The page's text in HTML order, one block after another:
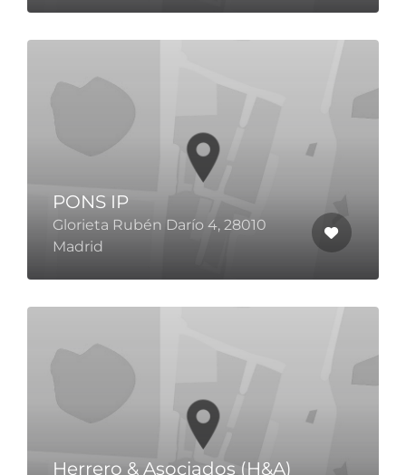
PONS IP
Glorieta Rubén Darío 4, 28010
Madrid
Herrero & Asociados (H&A)